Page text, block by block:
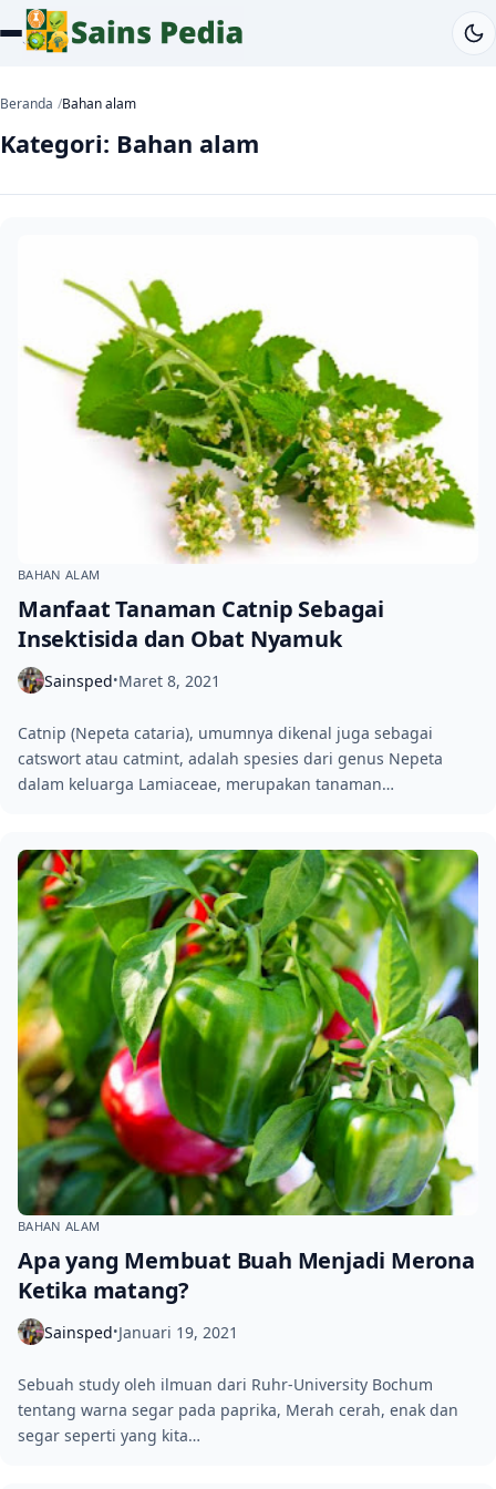
Beranda Bahan alam
Kategori: Bahan alam
BAHAN ALAM
Manfaat Tanaman Catnip Sebagai
Insektisida dan Obat Nyamuk
Sainsped•Maret 8, 2021
Catnip (Nepeta cataria), umumnya dikenal juga sebagai
catswort atau catmint, adalah spesies dari genus Nepeta
dalam keluarga Lamiaceae, merupakan tanaman…
BAHAN ALAM
Apa yang Membuat Buah Menjadi Merona
Ketika matang?
Sainsped•Januari 19, 2021
Sebuah study oleh ilmuan dari Ruhr-University Bochum
tentang warna segar pada paprika, Merah cerah, enak dan
segar seperti yang kita…